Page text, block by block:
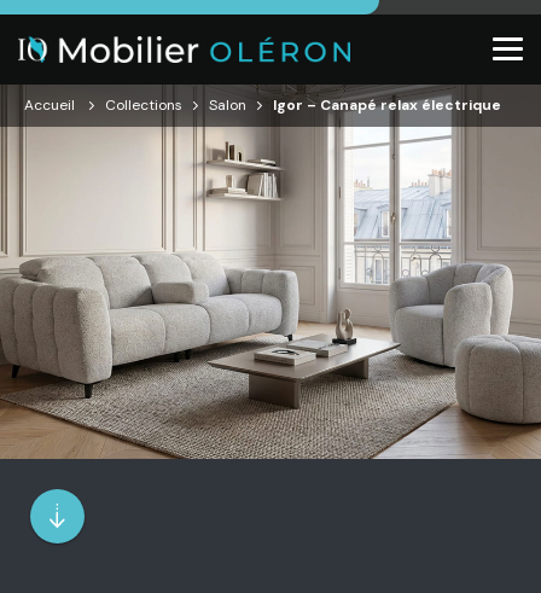
Accueil Collections Salon Igor – Canapé relax électrique